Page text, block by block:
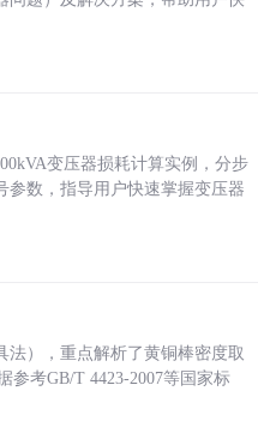
变压器损耗计算实例，分步
参数，指导用户快速掌握变压器
），重点解析了黄铜棒密度取
参考GB/T 4423-2007等国家标